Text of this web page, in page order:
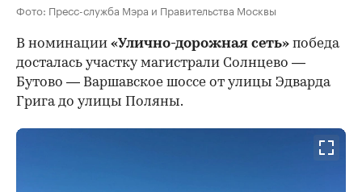
Фото: Пресс-служба Мэра и Правительства Москвы
В номинации «Улично-дорожная сеть» победа
досталась участку магистрали Солнцево —
Бутово — Варшавское шоссе от улицы Эдварда
Грига до улицы Поляны.